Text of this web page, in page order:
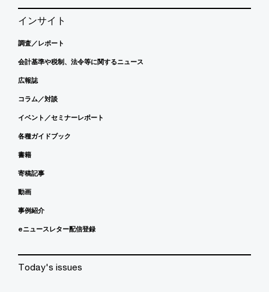
インサイト
調査／レポート
会計基準や税制、法令等に関するニュース
広報誌
コラム／対談
イベント／セミナーレポート
各種ガイドブック
書籍
寄稿記事
動画
事例紹介
eニュースレター配信登録
Today's issues